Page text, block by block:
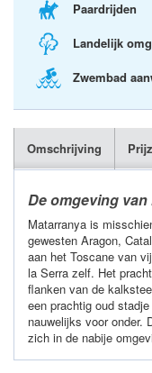
Paardrijden
Landelijk
Zwembad
Omschrijving
De omgeving van
Matarranya is
gewesten Aragon,
aan het Toscane van
la Serra zelf. Het
flanken van de
een prachtig oud
nauwelijks voor onder.
zich in de nabije